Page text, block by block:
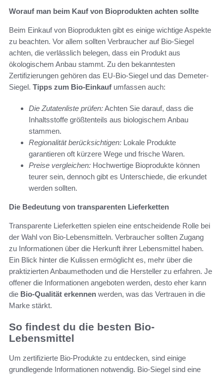
Worauf man beim Kauf von Bioprodukten achten sollte
Beim Einkauf von Bioprodukten gibt es einige wichtige Aspekte
zu beachten. Vor allem sollten Verbraucher auf Bio-Siegel
achten, die verlässlich belegen, dass ein Produkt aus
ökologischem Anbau stammt. Zu den bekanntesten
Zertifizierungen gehören das EU-Bio-Siegel und das Demeter-
Siegel. Tipps zum Bio-Einkauf umfassen auch:
Die Zutatenliste prüfen:Achten Sie darauf, dass die
Inhaltsstoffe größtenteils aus biologischem Anbau
stammen.
Regionalität berücksichtigen: Lokale Produkte
garantieren oft kürzere Wege und frische Waren.
Preise vergleichen: Hochwertige Bioprodukte können
teurer sein, dennoch gibt es Unterschiede, die erkundet
werden sollten.
Die Bedeutung von transparenten Lieferketten
Transparente Lieferketten spielen eine entscheidende Rolle bei
der Wahl von Bio-Lebensmitteln. Verbraucher sollten Zugang
zu Informationen über die Herkunft ihrer Lebensmittel haben.
Ein Blick hinter die Kulissen ermöglicht es, mehr über die
praktizierten Anbaumethoden und die Hersteller zu erfahren. Je
offener die Informationen angeboten werden, desto eher kann
die Bio-Qualität erkennen werden, was das Vertrauen in die
Marke stärkt.
So findest du die besten Bio-
Lebensmittel
Um zertifizierte Bio-Produkte zu entdecken, sind einige
grundlegende Informationen notwendig. Bio-Siegel sind eine